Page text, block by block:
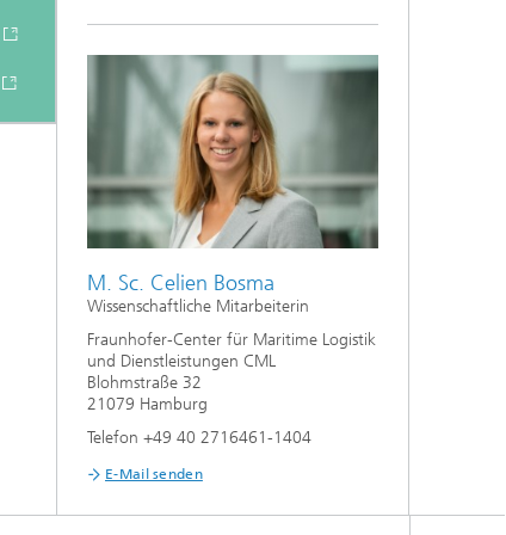
M. Sc. Celien Bosma
Wissenschaftliche Mitarbeiterin
Fraunhofer-Center für Maritime Logistik
und Dienstleistungen CML
Blohmstraße 32
21079 Hamburg
Telefon +49 40 2716461-1404
E-Mail senden